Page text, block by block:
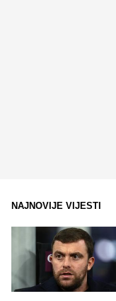
NAJNOVIJE VIJESTI